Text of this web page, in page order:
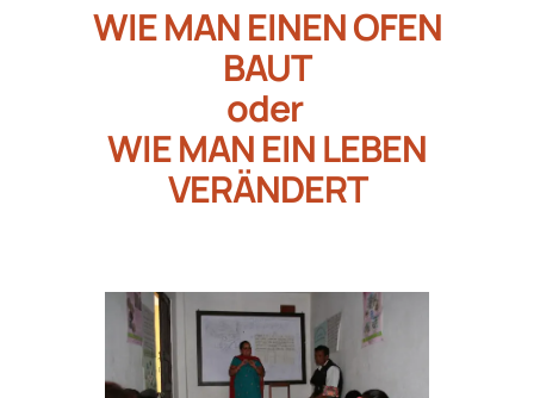
WIE MAN EINEN OFEN
BAUT
oder
WIE MAN EIN LEBEN
VERÄNDERT